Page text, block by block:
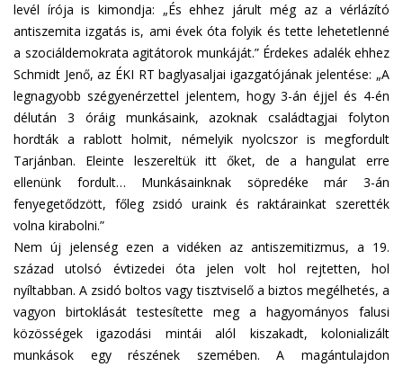
levél írója is kimondja: „És ehhez járult még az a vérlázító
antiszemita izgatás is, ami évek óta folyik és tette lehetetlenné
a szociáldemokrata agitátorok munkáját.” Érdekes adalék ehhez
Schmidt Jenő, az ÉKI RT baglyasaljai igazgatójának jelentése: „A
legnagyobb szégyenérzettel jelentem, hogy 3-án éjjel és 4-én
délután 3 óráig munkásaink, azoknak családtagjai folyton
hordták a rablott holmit, némelyik nyolcszor is megfordult
Tarjánban. Eleinte leszereltük itt őket, de a hangulat erre
ellenünk fordult… Munkásainknak söpredéke már 3-án
fenyegetődzött, főleg zsidó uraink és raktárainkat szerették
volna kirabolni.”
Nem új jelenség ezen a vidéken az antiszemitizmus, a 19.
század utolsó évtizedei óta jelen volt hol rejtetten, hol
nyíltabban. A zsidó boltos vagy tisztviselő a biztos megélhetés, a
vagyon birtoklását testesítette meg a hagyományos falusi
közösségek igazodási mintái alól kiszakadt, kolonializált
munkások egy részének szemében. A magántulajdon